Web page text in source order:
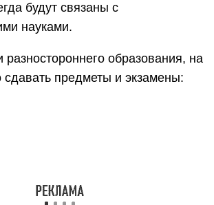
будут связаны с
науками.
разностороннего образования, на
сдавать предметы и экзамены:
лингвистики и